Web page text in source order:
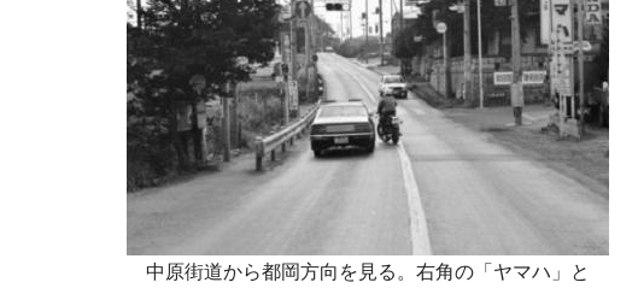
中原街道から都岡方向を見る。右角の「ヤマハ」と